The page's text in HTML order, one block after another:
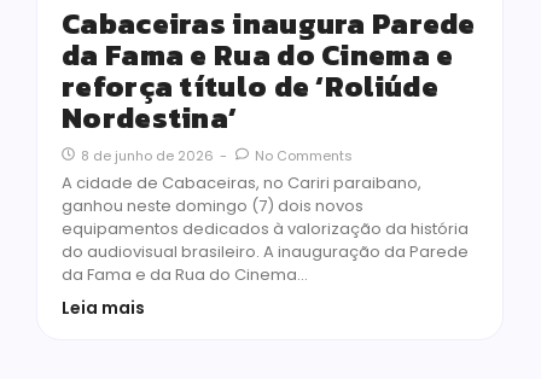
Cabaceiras inaugura Parede
da Fama e Rua do Cinema e
reforça título de ‘Roliúde
Nordestina’
8 de junho de 2026 - No Comments
A cidade de Cabaceiras, no Cariri paraibano,
ganhou neste domingo (7) dois novos
equipamentos dedicados à valorização da história
do audiovisual brasileiro. A inauguração da Parede
da Fama e da Rua do Cinema…
Leia mais